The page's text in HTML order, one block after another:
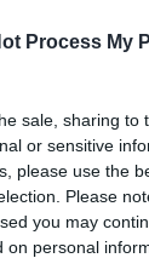
Process My
sale, sharing to
or sensitive
please use the
Please
you may
on personal